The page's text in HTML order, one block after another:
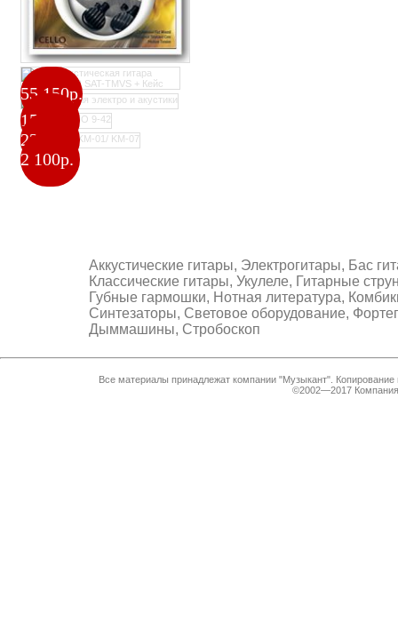
55 150р.
150р.
230р.
2 100р.
Аккустические гитары, Электрогитары, Бас
Классические гитары, Укулеле, Гитарные
Губные гармошки, Нотная литература,
Синтезаторы, Световое оборудование,
Дыммашины, Стробоскоп
Все материалы принадлежат компании "Музыкант".
©2002—2017